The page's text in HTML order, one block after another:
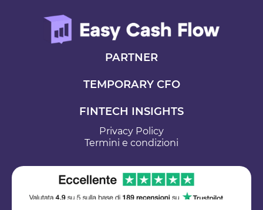
PARTNER
TEMPORARY CFO
FINTECH INSIGHTS
Privacy Policy
Termini e condizioni